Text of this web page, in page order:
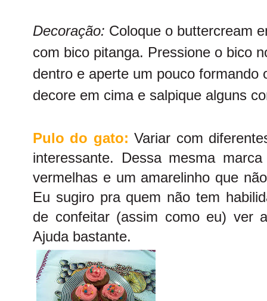
Decoração: Coloque o buttercream
com bico pitanga. Pressione o bico
dentro e aperte um pouco formando
decore em cima e salpique alguns
Pulo do gato: Variar com
interessante. Dessa mesma
vermelhas e um amarelinho que
Eu sugiro pra quem não tem
de confeitar (assim como eu) ver
Ajuda bastante.